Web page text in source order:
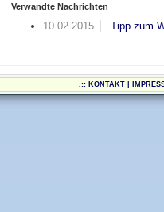
Verwandte Nachrichten
10.02.2015 Tipp zum
.:: KONTAKT|